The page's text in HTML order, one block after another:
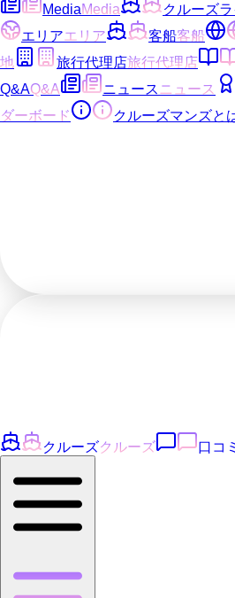
MediaMedia クルーズ
エリアエリア 客船客船
地
旅行代理店旅行代理店
Q&AQ&A ニュース ニュース
ダーボード
クルーズマンズと
クルーズクルーズ 口コミ